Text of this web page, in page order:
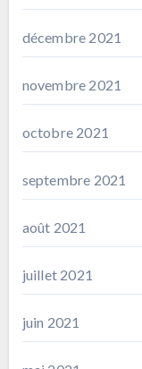
décembre 2021
novembre 2021
octobre 2021
septembre 2021
août 2021
juillet 2021
juin 2021